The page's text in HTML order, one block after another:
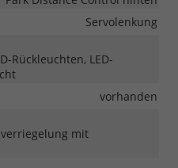
Servolenkung
Rückleuchten, LED-
vorhanden
mit